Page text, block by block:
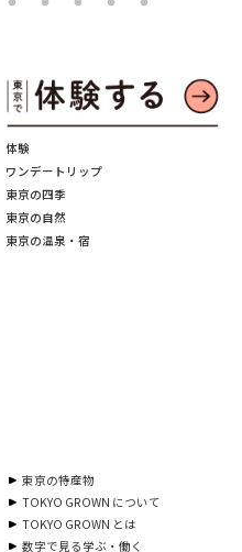
体験
ワンデートリップ
東京の四季
東京の自然
東京の温泉・宿
東京の特産物
TOKYO GROWN について
TOKYO GROWN とは
数字で見る学ぶ・働く